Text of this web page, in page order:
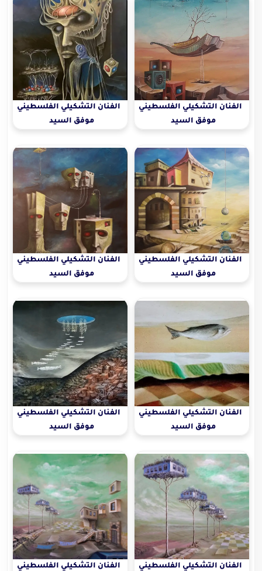
الفنان التشكيلي الفلسطيني
موفق السيد
الفنان التشكيلي الفلسطيني
موفق السيد
الفنان التشكيلي الفلسطيني
موفق السيد
الفنان التشكيلي الفلسطيني
موفق السيد
الفنان التشكيلي الفلسطيني
موفق السيد
الفنان التشكيلي الفلسطيني
موفق السيد
الفنان التشكيلي الفلسطيني
الفنان التشكيلي الفلسطيني